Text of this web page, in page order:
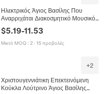
Ηλεκτρικός Άγιος Βασίλης Που
Αναρριχάται Διακοσμητικό Μουσικό
Διακόσμηση Λούτρινο Πλαστικό
Παιχνίδι
$5.19-11.53
Μικτό MOQ : 2· 15 προβολές
+2
Χριστουγεννιάτικη Επεκτεινόμενη
Κούκλα Λούτρινο Άγιος Βασίλης